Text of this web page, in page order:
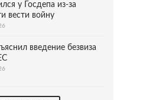
у Госдепа из-за
вести войну
введение безвиза